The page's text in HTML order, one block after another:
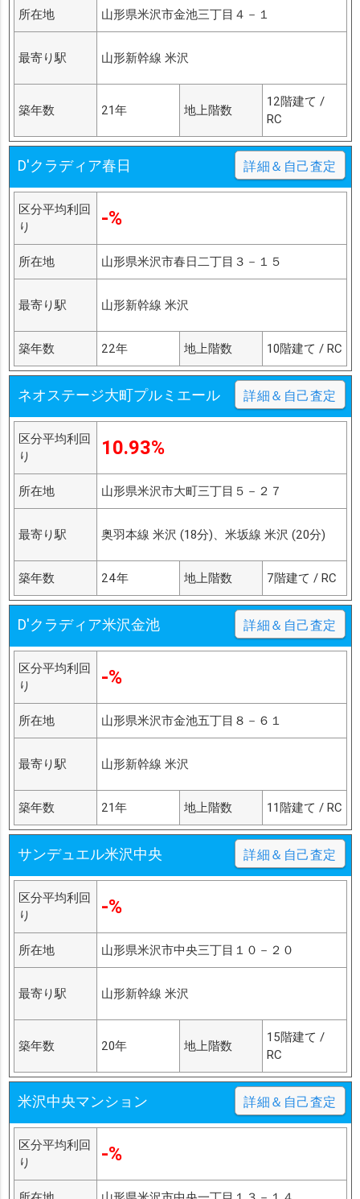
所在地 山形県米沢市金池三丁目４－１
最寄り駅 山形新幹線 米沢
築年数 21年 地上階数
12階建て /
RC
D'クラディア春日 詳細＆自己査定
区分平均利回
り
-%
所在地 山形県米沢市春日二丁目３－１５
最寄り駅 山形新幹線 米沢
築年数 22年 地上階数 10階建て / RC
ネオステージ大町プルミエール 詳細＆自己査定
区分平均利回
り
10.93%
所在地 山形県米沢市大町三丁目５－２７
最寄り駅 奥羽本線 米沢 (18分)、米坂線 米沢 (20分)
築年数 24年 地上階数 7階建て / RC
D'クラディア米沢金池 詳細＆自己査定
区分平均利回
り
-%
所在地 山形県米沢市金池五丁目８－６１
最寄り駅 山形新幹線 米沢
築年数 21年 地上階数 11階建て / RC
サンデュエル米沢中央 詳細＆自己査定
区分平均利回
り
-%
所在地 山形県米沢市中央三丁目１０－２０
最寄り駅 山形新幹線 米沢
築年数 20年 地上階数
15階建て /
RC
米沢中央マンション 詳細＆自己査定
区分平均利回
り
-%